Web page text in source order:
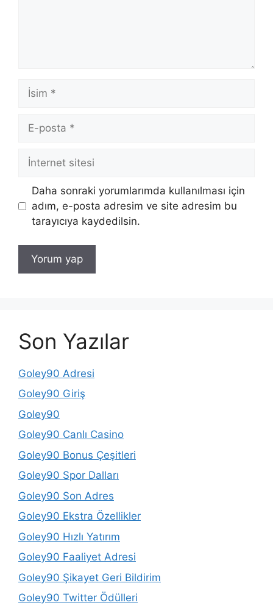
İsim
posta
İnternet
Daha sonraki yorumlarımda kullanılması için
adım, e-posta adresim ve site adresim bu
tarayıcıya kaydedilsin.
Son Yazılar
Goley90 Adresi
Goley90 Giriş
Goley90
Goley90 Canlı Casino
Goley90 Bonus Çeşitleri
Goley90 Spor Dalları
Goley90 Son Adres
Goley90 Ekstra Özellikler
Goley90 Hızlı Yatırım
Goley90 Faaliyet Adresi
Goley90 Şikayet Geri Bildirim
Goley90 Twitter Ödülleri